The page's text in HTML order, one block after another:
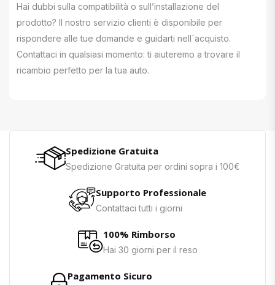
Hai dubbi sulla compatibilità o sull’installazione del
prodotto? Il nostro servizio clienti è disponibile per
rispondere alle tue domande e guidarti nell`acquisto.
Contattaci in qualsiasi momento: ti aiuteremo a trovare il
ricambio perfetto per la tua auto.
Spedizione Gratuita
Spedizione Gratuita per ordini sopra i 100€
Supporto Professionale
Contattaci tutti i giorni
100% Rimborso
Hai 30 giorni per il reso
Pagamento Sicuro